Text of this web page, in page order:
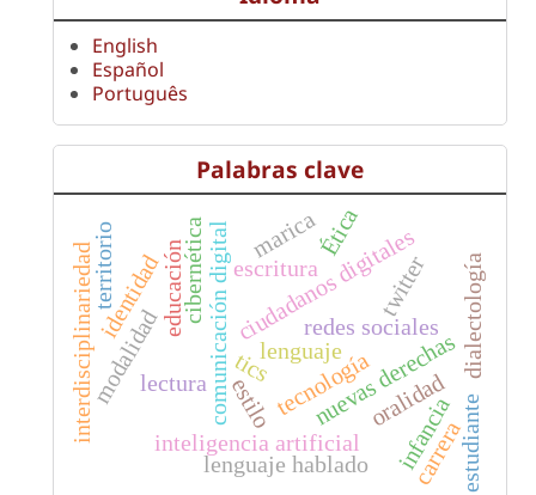
English
Español
Português
Palabras clave
lenguaje
tecnología
comunicación digital
educación
inteligencia artificial
tics
ciudadanos digitales
modalidad redes sociales
estilo nuevas derechas
interdisciplinariedad lectura
escritura
oralidad
marica
dialectología
twitter
lenguaje hablado infanciaestudiante
cibernética
identidad
territorio
carrera
Ética